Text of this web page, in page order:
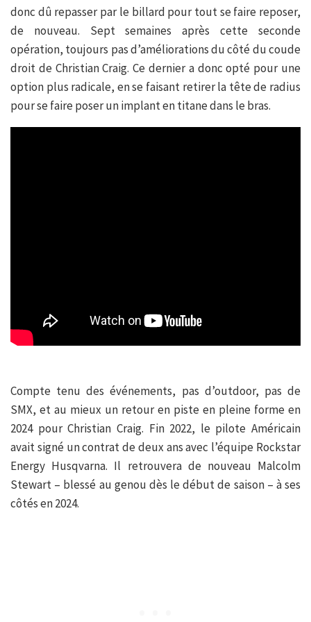
donc dû repasser par le billard pour tout se faire reposer,
de nouveau. Sept semaines après cette seconde
opération, toujours pas d’améliorations du côté du coude
droit de Christian Craig. Ce dernier a donc opté pour une
option plus radicale, en se faisant retirer la tête de radius
pour se faire poser un implant en titane dans le bras.
Compte tenu des événements, pas d’outdoor, pas de
SMX, et au mieux un retour en piste en pleine forme en
2024 pour Christian Craig. Fin 2022, le pilote Américain
avait signé un contrat de deux ans avec l’équipe Rockstar
Energy Husqvarna. Il retrouvera de nouveau Malcolm
Stewart – blessé au genou dès le début de saison – à ses
côtés en 2024.